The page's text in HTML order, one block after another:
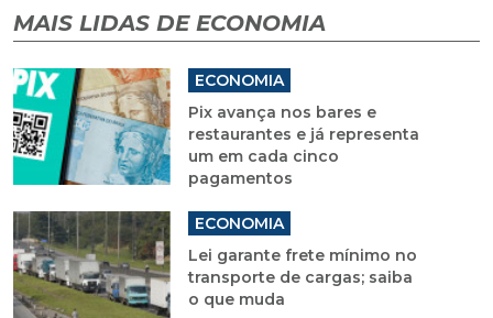
MAIS LIDAS DE ECONOMIA
ECONOMIA
Pix avança nos bares e
restaurantes e já representa
um em cada cinco
pagamentos
ECONOMIA
Lei garante frete mínimo no
transporte de cargas; saiba
o que muda